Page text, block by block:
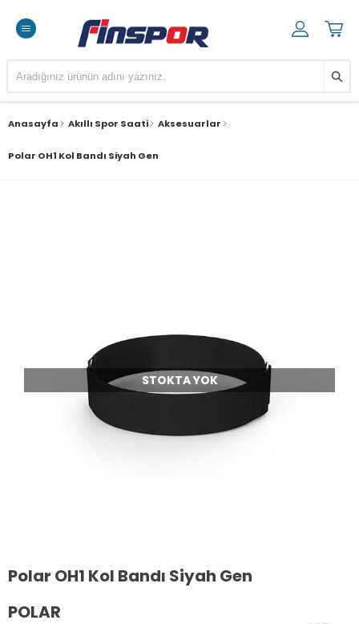
Anasayfa Akıllı Spor Saati Aksesuarlar
Polar OH1 Kol Bandı Siyah Gen
STOKTA YOK
Polar OH1 Kol Bandı Siyah Gen
POLAR